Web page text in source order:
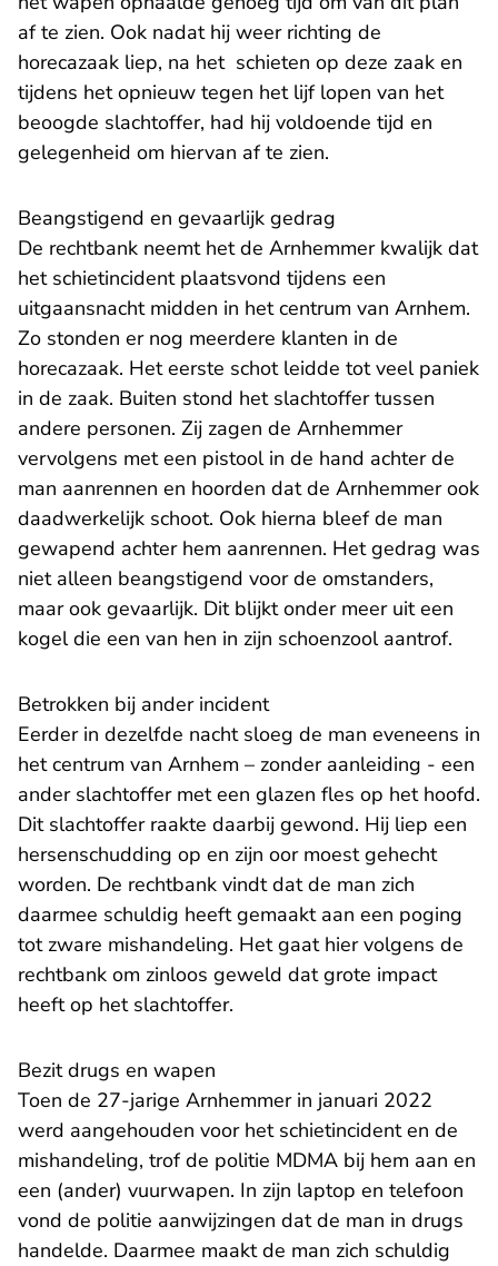
af te zien. Ook nadat hij weer richting de
horecazaak liep, na het schieten op deze zaak en
tijdens het opnieuw tegen het lijf lopen van het
beoogde slachtoffer, had hij voldoende tijd en
gelegenheid om hiervan af te zien.
Beangstigend en gevaarlijk gedrag
De rechtbank neemt het de Arnhemmer kwalijk dat
het schietincident plaatsvond tijdens een
uitgaansnacht midden in het centrum van Arnhem.
Zo stonden er nog meerdere klanten in de
horecazaak. Het eerste schot leidde tot veel paniek
in de zaak. Buiten stond het slachtoffer tussen
andere personen. Zij zagen de Arnhemmer
vervolgens met een pistool in de hand achter de
man aanrennen en hoorden dat de Arnhemmer ook
daadwerkelijk schoot. Ook hierna bleef de man
gewapend achter hem aanrennen. Het gedrag was
niet alleen beangstigend voor de omstanders,
maar ook gevaarlijk. Dit blijkt onder meer uit een
kogel die een van hen in zijn schoenzool aantrof.
Betrokken bij ander incident
Eerder in dezelfde nacht sloeg de man eveneens in
het centrum van Arnhem – zonder aanleiding - een
ander slachtoffer met een glazen fles op het hoofd.
Dit slachtoffer raakte daarbij gewond. Hij liep een
hersenschudding op en zijn oor moest gehecht
worden. De rechtbank vindt dat de man zich
daarmee schuldig heeft gemaakt aan een poging
tot zware mishandeling. Het gaat hier volgens de
rechtbank om zinloos geweld dat grote impact
heeft op het slachtoffer.
Bezit drugs en wapen
Toen de 27-jarige Arnhemmer in januari 2022
werd aangehouden voor het schietincident en de
mishandeling, trof de politie MDMA bij hem aan en
een (ander) vuurwapen. In zijn laptop en telefoon
vond de politie aanwijzingen dat de man in drugs
handelde. Daarmee maakt de man zich schuldig